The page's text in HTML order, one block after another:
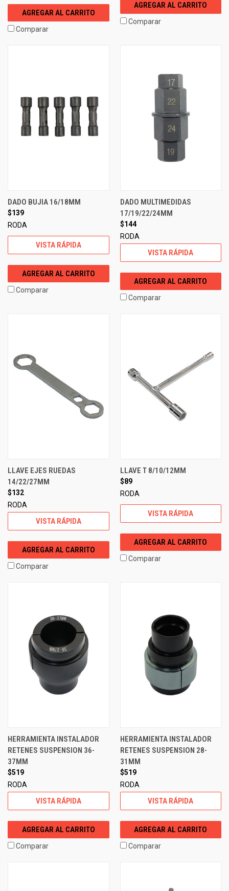
AGREGAR AL CARRITO
Comparar
AGREGAR AL CARRITO
Comparar
DADO BUJIA 16/18MM
$139
RODA
VISTA RÁPIDA
AGREGAR AL CARRITO
Comparar
DADO MULTIMEDIDAS
17/19/22/24MM
$144
RODA
VISTA RÁPIDA
AGREGAR AL CARRITO
Comparar
LLAVE EJES RUEDAS
14/22/27MM
$132
RODA
VISTA RÁPIDA
AGREGAR AL CARRITO
Comparar
LLAVE T 8/10/12MM
$89
RODA
VISTA RÁPIDA
AGREGAR AL CARRITO
Comparar
HERRAMIENTA INSTALADOR
RETENES SUSPENSION 36-
37MM
$519
RODA
VISTA RÁPIDA
AGREGAR AL CARRITO
Comparar
HERRAMIENTA INSTALADOR
RETENES SUSPENSION 28-
31MM
$519
RODA
VISTA RÁPIDA
AGREGAR AL CARRITO
Comparar